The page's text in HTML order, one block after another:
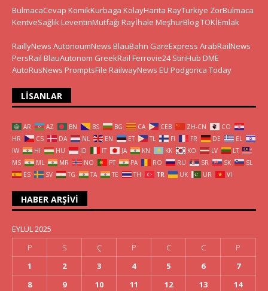
BulmacaCevap KomikKurbaga KolayHarita RayTurkiye ZorBulmaca
KentveSağlık LeventinMutfağı Rayİhale MeşhurBlogTOKİEmlak
RaillyNews AutonoumNews BlauBahn GareExpress ArabRailNews
PersRail BlauAutonom GreekRail Ferrovie24 StiriHub DME
AutoRusNews PromptsFile RailwayNews EU Podgorica Today
LISANLAR
AR AZ BN BS BG CA CEB ZH-CN
CO
HR
CS DA NL EN ET TL FI FR DE
EL
IW
HI HU ID IT JA KN KK KO LV
LT
MS
ML MR NO PT PA RO RU SR SK
SL
ES
SV TG TA TE TH TR UK UR VI
HABER ARŞIVI
EYLÜL 2025
P
S Ç P C C
P
1
2 3 4 5 6
7
8
9 10 11 12 13 14